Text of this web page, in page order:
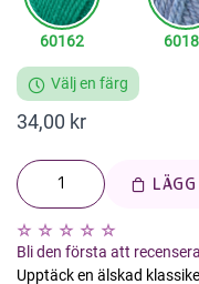
60162
Välj en färg
34,00 kr
Bli den första att
Upptäck en älskad